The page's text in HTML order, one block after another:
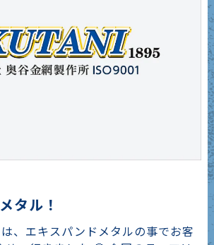
タル！
、エキスパンドメタルの事でお客